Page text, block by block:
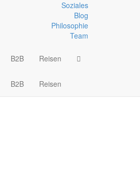
Soziales
Blog
Philosophie
Team
B2B Reisen
B2B Reisen